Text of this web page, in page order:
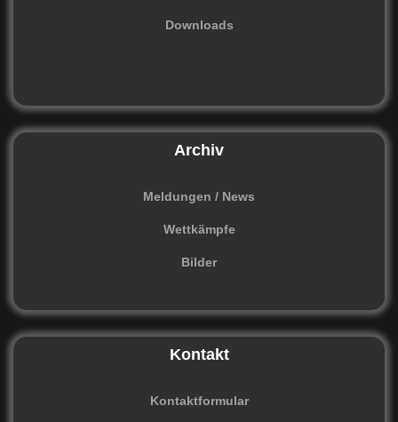
Downloads
Archiv
Meldungen / News
Wettkämpfe
Bilder
Kontakt
Kontaktformular